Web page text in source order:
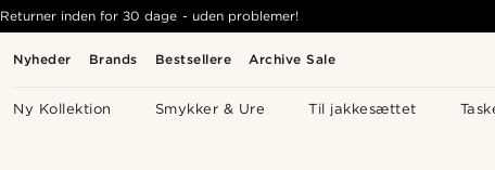
Nyheder Brands Bestsellere Archive Sale
Ny Kollektion Smykker & Ure Til jakkesættet
Returner inden for 30 dage - uden problemer!